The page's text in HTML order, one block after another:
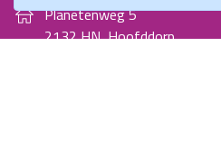
Planetenweg 5
2132 HN, Hoofddorp